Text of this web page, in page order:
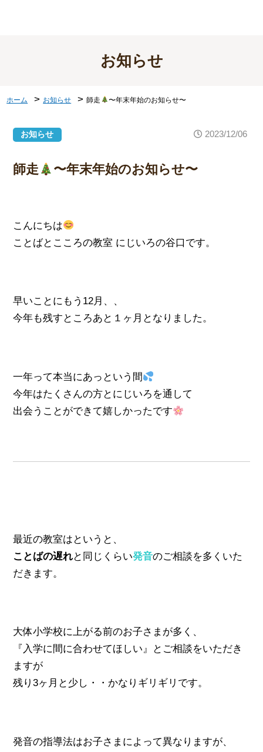
お知らせ
ホーム > お知らせ >師走 〜年末年始のお知らせ〜
お知らせ 2023/12/06
師走 〜年末年始のお知らせ〜
こんにちは
ことばとこころの教室 にじいろの谷口です。
早いことにもう12月、、
今年も残すところあと１ヶ月となりました。
一年って本当にあっという間
今年はたくさんの方とにじいろを通して
出会うことができて嬉しかったです
最近の教室はというと、
ことばの遅れと同じくらい発音のご相談を多くいた
だきます。
大体小学校に上がる前のお子さまが多く、
『入学に間に合わせてほしい』とご相談をいただき
ますが
残り3ヶ月と少し・・かなりギリギリです。
発音の指導法はお子さまによって異なりますが、